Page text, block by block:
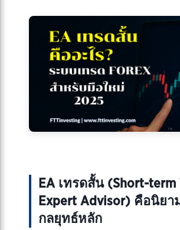
EA เทรดสั้น (Short-term
Expert Advisor) คือนิยา
กลยุทธ์หลัก